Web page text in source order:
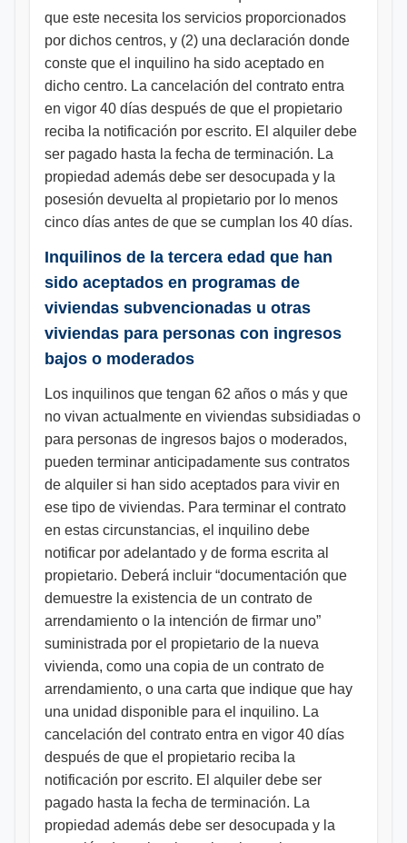
que este necesita los servicios proporcionados
por dichos centros, y (2) una declaración donde
conste que el inquilino ha sido aceptado en
dicho centro. La cancelación del contrato entra
en vigor 40 días después de que el propietario
reciba la notificación por escrito. El alquiler debe
ser pagado hasta la fecha de terminación. La
propiedad además debe ser desocupada y la
posesión devuelta al propietario por lo menos
cinco días antes de que se cumplan los 40 días.
Inquilinos de la tercera edad que han
sido aceptados en programas de
viviendas subvencionadas u otras
viviendas para personas con ingresos
bajos o moderados
Los inquilinos que tengan 62 años o más y que
no vivan actualmente en viviendas subsidiadas o
para personas de ingresos bajos o moderados,
pueden terminar anticipadamente sus contratos
de alquiler si han sido aceptados para vivir en
ese tipo de viviendas. Para terminar el contrato
en estas circunstancias, el inquilino debe
notificar por adelantado y de forma escrita al
propietario. Deberá incluir “documentación que
demuestre la existencia de un contrato de
arrendamiento o la intención de firmar uno”
suministrada por el propietario de la nueva
vivienda, como una copia de un contrato de
arrendamiento, o una carta que indique que hay
una unidad disponible para el inquilino. La
cancelación del contrato entra en vigor 40 días
después de que el propietario reciba la
notificación por escrito. El alquiler debe ser
pagado hasta la fecha de terminación. La
propiedad además debe ser desocupada y la